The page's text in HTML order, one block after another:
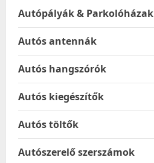
Autópályák & Parkolóházak
Autós antennák
Autós hangszórók
Autós kiegészítők
Autós töltők
Autószerelő szerszámok